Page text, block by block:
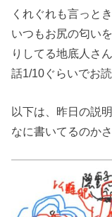
くれぐれも言っと
いつもお尻の匂い
りしてる地底人さ
話1/10ぐらいでお
以下は、昨日の説明
なに書いてるのか